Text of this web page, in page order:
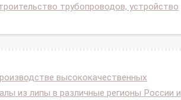
трубопроводов, устройство
высококачественных
из липы в различные регионы России и